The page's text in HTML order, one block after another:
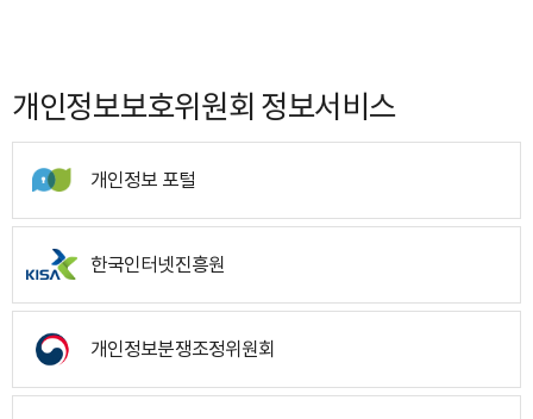
개인정보보호위원회 정보서비스
개인정보 포털
한국인터넷진흥원
개인정보분쟁조정위원회